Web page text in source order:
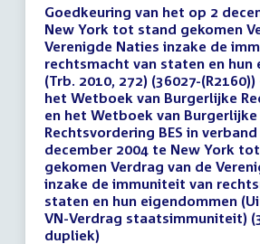
Goedkeuring van het op 2
New York tot stand gekomen
Verenigde Naties inzake de
rechtsmacht van staten en hun
(Trb. 2010, 272) (36027-
het Wetboek van Burgerlijke
en het Wetboek van Burgerlijke
Rechtsvordering BES in
december 2004 te New York
gekomen Verdrag van de
inzake de immuniteit van
staten en hun eigendommen
VN-Verdrag staatsimmuniteit)
dupliek)